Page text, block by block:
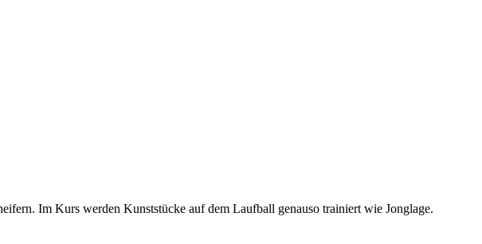
Im Kurs werden Kunststücke auf dem Laufball genauso trainiert wie Jonglage.